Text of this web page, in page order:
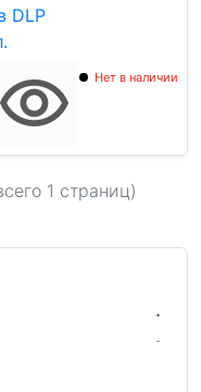
Нет в наличии
1 страниц)